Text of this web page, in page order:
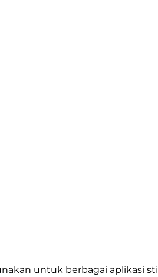
untuk berbagai aplikasi